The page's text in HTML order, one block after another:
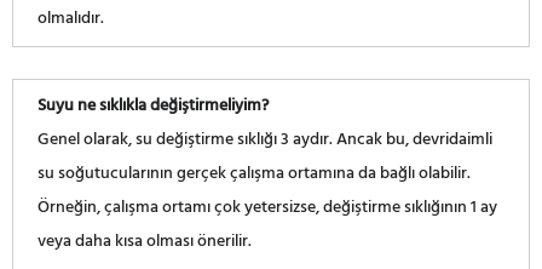
olmalıdır.
Suyu ne sıklıkla değiştirmeliyim?
Genel olarak, su değiştirme sıklığı 3 aydır. Ancak bu, devridaimli
su soğutucularının gerçek çalışma ortamına da bağlı olabilir.
Örneğin, çalışma ortamı çok yetersizse, değiştirme sıklığının 1 ay
veya daha kısa olması önerilir.